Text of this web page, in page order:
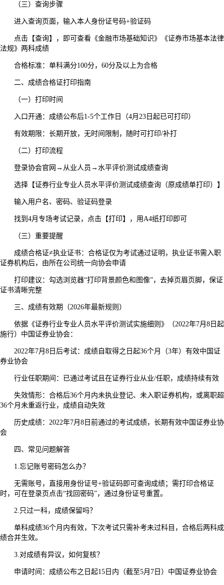
（三）查询步骤
进入查询页面，输入本人身份证号码+验证码
点击【查询】，即可查看《金融市场基础知识》《证券市场基本法律
法规》两科成绩
合格标准：单科满分100分，60分及以上为合格
二、成绩合格证打印指南
（一）打印时间
入口开通：成绩公布后1-5个工作日（4月23日起已可打印）
有效期限：长期开放，无时间限制，随时可打印/补打
（二）打印流程
登录协会官网→从业人员→水平评价测试成绩查询
选择【证券行业专业人员水平评价测试成绩查询（原成绩单打印）】
输入用户名、密码、验证码登录
找到4月专场考试记录，点击【打印】，用A4纸打印即可
（三）重要提醒
成绩合格证≠执业证书：合格证仅为考试通过证明，执业证书需入职
证券机构后，由所在公司统一向协会申请
打印建议：勾选浏览器“打印背景颜色和图像”，去掉页眉页脚，保证
证书清晰完整
三、成绩有效期（2026年最新规则）
依据《证券行业专业人员水平评价测试实施细则》（2022年7月8日起
施行）中国证券业协会：
2022年7月8日后考试：成绩自取得之日起36个月（3年）有效中国证
券业协会
行业任职期间：已通过考试且在证券行业从业/任职，成绩持续有效
失效情形：合格后36个月内未执业登记、未入职证券机构，或离职超
36个月未重返行业，成绩自动失效
历史成绩：2022年7月8日前通过的考试成绩，长期有效中国证券业协
会
四、常见问题解答
1.忘记账号密码怎么办？
无需账号，直接用身份证号+验证码即可查询成绩；需打印合格证
时，可在登录页点击“找回密码”，通过身份证号重置。
2.只过一科，成绩保留吗？
单科成绩36个月内有效，下次考试只需补考未过科目，合格后两科成
绩合并生效。
3.对成绩有异议，如何复核？
申请时间：成绩公布之日起15日内（截至5月7日）中国证券业协会